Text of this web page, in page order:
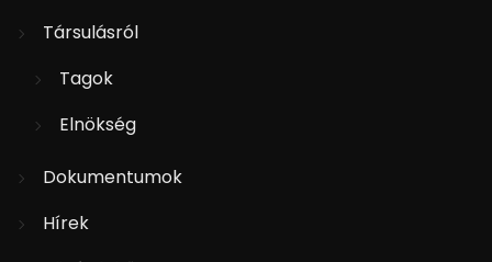
Társulásról
Tagok
Elnökség
Dokumentumok
Hírek